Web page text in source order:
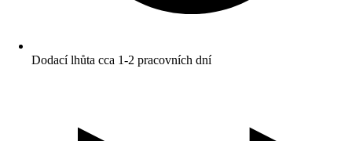
Dodací lhůta cca 1-2 pracovních dní